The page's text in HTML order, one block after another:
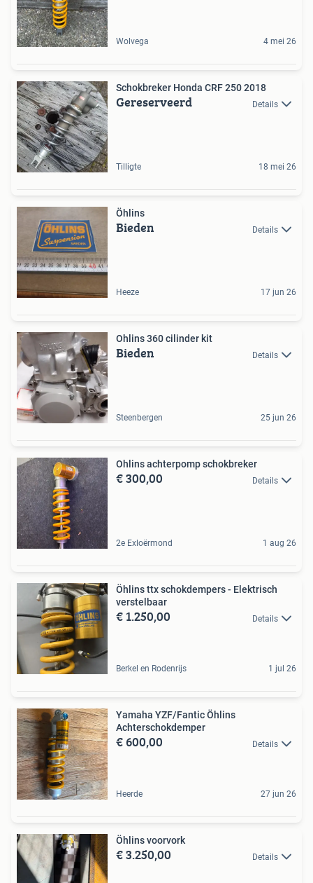
Wolvega 4 mei 26
Schokbreker Honda CRF 250 2018
Gereserveerd Details
Tilligte 18 mei 26
Öhlins
Bieden Details
Heeze 17 jun 26
Ohlins 360 cilinder kit
Bieden Details
Steenbergen 25 jun 26
Ohlins achterpomp schokbreker
€ 300,00 Details
2e Exloërmond 1 aug 26
Öhlins ttx schokdempers - Elektrisch
verstelbaar
€ 1.250,00 Details
Berkel en Rodenrijs 1 jul 26
Yamaha YZF/Fantic Öhlins
Achterschokdemper
€ 600,00 Details
Heerde 27 jun 26
Öhlins voorvork
€ 3.250,00 Details